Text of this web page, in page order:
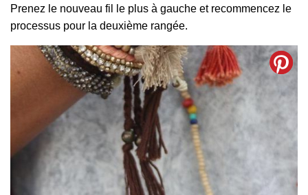
Prenez le nouveau fil le plus à gauche et recommencez le
processus pour la deuxième rangée.